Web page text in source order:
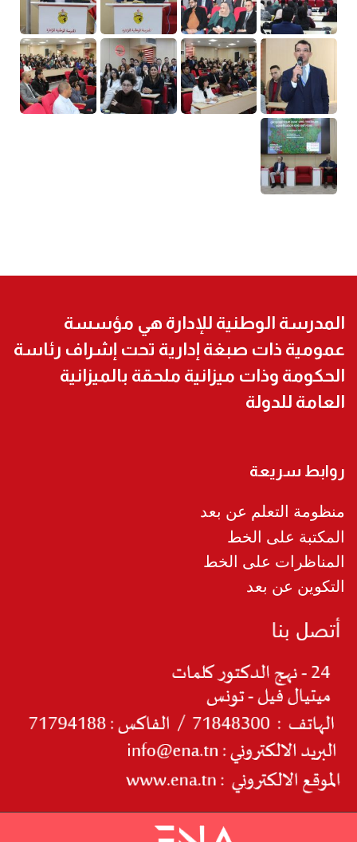
المدرسة الوطنية للإدارة هي مؤسسة
عمومية ذات صبغة إدارية تحت إشراف رئاسة
الحكومة وذات ميزانية ملحقة بالميزانية
العامة للدولة
روابط سريعة
منظومة التعلم عن بعد
المكتبة على الخط
المناظرات على الخط
التكوين عن بعد